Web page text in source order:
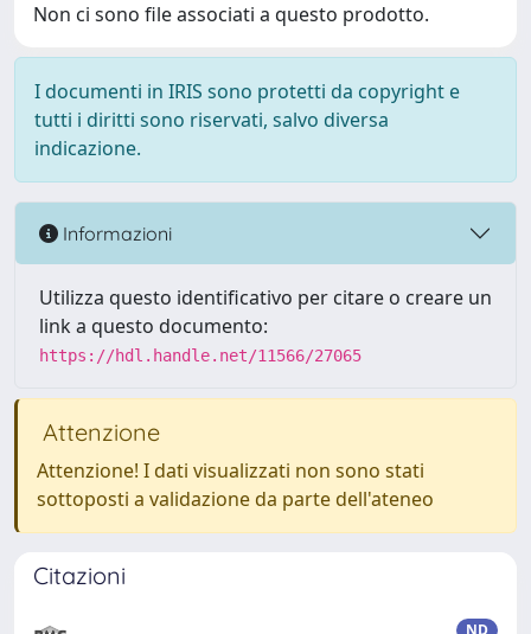
Non ci sono file associati a questo prodotto.
I documenti in IRIS sono protetti da copyright e
tutti i diritti sono riservati, salvo diversa
indicazione.
Informazioni
Utilizza questo identificativo per citare o creare un
link a questo documento:
https://hdl.handle.net/11566/27065
Attenzione
Attenzione! I dati visualizzati non sono stati
sottoposti a validazione da parte dell'ateneo
Citazioni